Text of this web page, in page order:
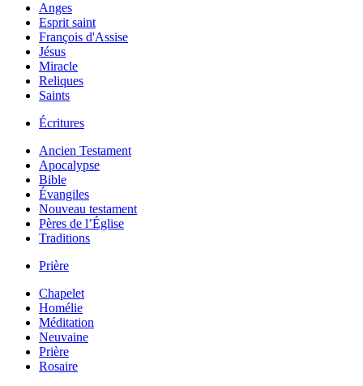
Anges
Esprit saint
François d'Assise
Jésus
Miracle
Reliques
Saints
Écritures
Ancien Testament
Apocalypse
Bible
Évangiles
Nouveau testament
Pères de l’Église
Traditions
Prière
Chapelet
Homélie
Méditation
Neuvaine
Prière
Rosaire